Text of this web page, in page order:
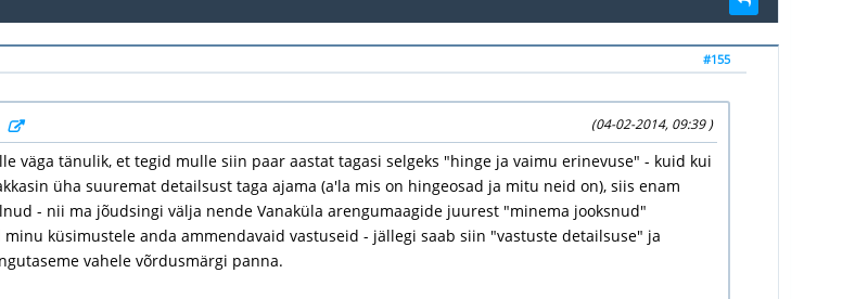
#155
(04-02-2014, 09:39 )
väga tänulik, et tegid mulle siin paar aastat tagasi selgeks "hinge ja vaimu erinevuse" - kuid kui
üha suuremat detailsust taga ajama (a'la mis on hingeosad ja mitu neid on), siis enam
- nii ma jõudsingi välja nende Vanaküla arengumaagide juurest "minema jooksnud"
minu küsimustele anda ammendavaid vastuseid - jällegi saab siin "vastuste detailsuse" ja
vahele võrdusmärgi panna.